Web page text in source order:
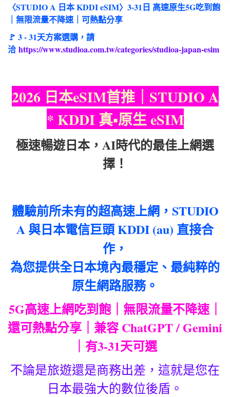
〈STUDIO A 日本 KDDI eSIM〉3-31日 高速原生5G吃到飽
｜無限流量不降速｜可熱點分享
🚩 3 - 31天方案選購，請
洽https://www.studioa.com.tw/categories/studioa-japan-esim
2026 日本eSIM首推｜STUDIO A
* KDDI 真▪︎原生 eSIM
極速暢遊日本，AI時代的最佳上網選
擇！
體驗前所未有的超高速上網，STUDIO
A 與日本電信巨頭 KDDI (au) 直接合
作，
為您提供全日本境內最穩定、最純粹的
原生網路服務。
5G高速上網吃到飽｜無限流量不降速｜
還可熱點分享｜兼容 ChatGPT / Gemini
｜有3-31天可選
不論是旅遊還是商務出差，這就是您在
日本最強大的數位後盾。